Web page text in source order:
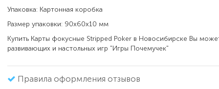
Упаковка: Картонная коробка
Размер упаковки: 90х60х10 мм
Купить Карты фокусные Stripped Poker в Новосибирске Вы
развивающих и настольных игр "Игры Почемучек"
Правила оформления отзывов